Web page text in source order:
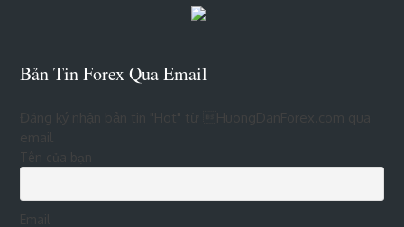
Bản Tin Forex Qua Email
Đăng ký nhận bản tin "Hot" từ HuongDanForex.com qua
Tên của bạn